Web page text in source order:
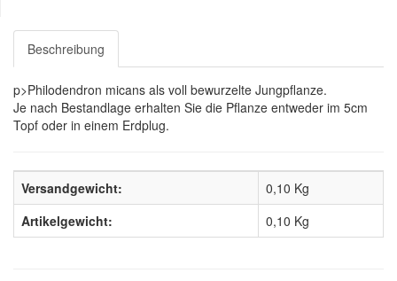
Beschreibung
p>Philodendron micans als voll bewurzelte Jungpflanze.
Je nach Bestandlage erhalten Sie die Pflanze entweder im 5cm
Topf oder in einem Erdplug.
Versandgewicht:
0,10 Kg
Artikelgewicht:
0,10 Kg